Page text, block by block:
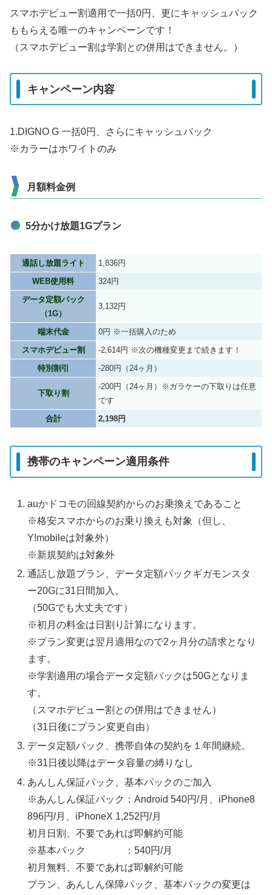
スマホデビュー割適用で一括0円、更にキャッシュバック
ももらえる唯一のキャンペーンです！
（スマホデビュー割は学割との併用はできません。）
キャンペーン内容
1.DIGNO G 一括0円、さらにキャッシュバック
※カラーはホワイトのみ
月額料金例
5分かけ放題1Gプラン
通話し放題ライト
1,836円
WEB使用料
324円
データ定額パック
（1G）
3,132円
端末代金
0円 ※一括購入のため
スマホデビュー割
-2,614円 ※次の機種変更まで続きます！
特別割引
-280円（24ヶ月）
下取り割
-200円（24ヶ月）※ガラケーの下取りは任意
です
合計
2,198円
携帯のキャンペーン適用条件
auかドコモの回線契約からのお乗換えであること
※格安スマホからのお乗り換えも対象（但し、
Y!mobileは対象外）
※新規契約は対象外
通話し放題プラン、データ定額パックギガモンスタ
ー20Gに31日間加入。
（50Gでも大丈夫です）
※初月の料金は日割り計算になります。
※プラン変更は翌月適用なので2ヶ月分の請求となり
ます。
※学割適用の場合データ定額パックは50Gとなりま
す。
（スマホデビュー割との併用はできません）
（31日後にプラン変更自由）
データ定額パック、携帯自体の契約を１年間継続。
※31日後以降はデータ容量の縛りなし
あんしん保証パック、基本パックのご加入
※あんしん保証パック：Android 540円/月、iPhone8
896円/月、iPhoneX 1,252円/月
初月日割、不要であれば即解約可能
※基本パック ：540円/月
初月無料、不要であれば即解約可能
プラン、あんしん保障パック、基本パックの変更は